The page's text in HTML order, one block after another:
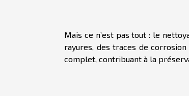
Mais ce n’est pas tout : le
rayures, des traces de corrosion
complet, contribuant à la